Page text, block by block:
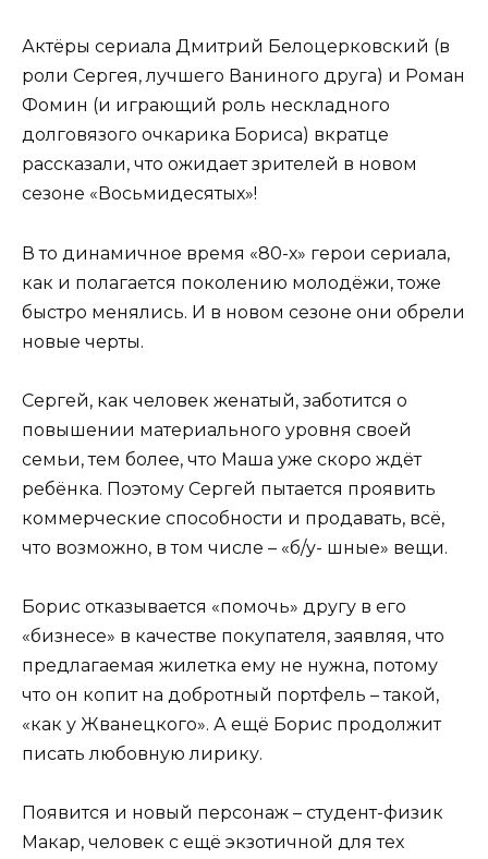
Актёры сериала Дмитрий Белоцерковский (в
роли Сергея, лучшего Ваниного друга) и Роман
Фомин (и играющий роль нескладного
долговязого очкарика Бориса) вкратце
рассказали, что ожидает зрителей в новом
сезоне «Восьмидесятых»!
В то динамичное время «80-х» герои сериала,
как и полагается поколению молодёжи, тоже
быстро менялись. И в новом сезоне они обрели
новые черты.
Сергей, как человек женатый, заботится о
повышении материального уровня своей
семьи, тем более, что Маша уже скоро ждёт
ребёнка. Поэтому Сергей пытается проявить
коммерческие способности и продавать, всё,
что возможно, в том числе – «б/у- шные» вещи.
Борис отказывается «помочь» другу в его
«бизнесе» в качестве покупателя, заявляя, что
предлагаемая жилетка ему не нужна, потому
что он копит на добротный портфель – такой,
«как у Жванецкого». А ещё Борис продолжит
писать любовную лирику.
Появится и новый персонаж – студент-физик
Макар, человек с ещё экзотичной для тех